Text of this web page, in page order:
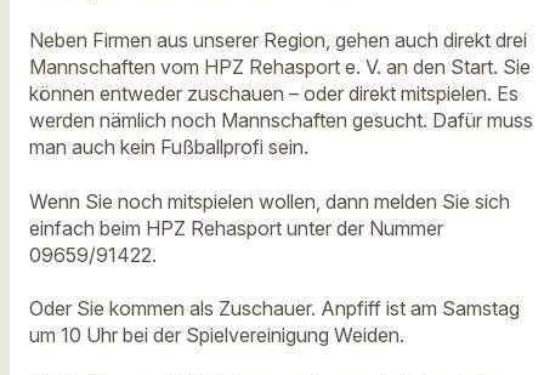
Neben Firmen aus unserer Region, gehen auch direkt drei
Mannschaften vom HPZ Rehasport e. V. an den Start. Sie
können entweder zuschauen – oder direkt mitspielen. Es
werden nämlich noch Mannschaften gesucht. Dafür muss
man auch kein Fußballprofi sein.
Wenn Sie noch mitspielen wollen, dann melden Sie sich
einfach beim HPZ Rehasport unter der Nummer
09659/91422.
Oder Sie kommen als Zuschauer. Anpfiff ist am Samstag
um 10 Uhr bei der Spielvereinigung Weiden.